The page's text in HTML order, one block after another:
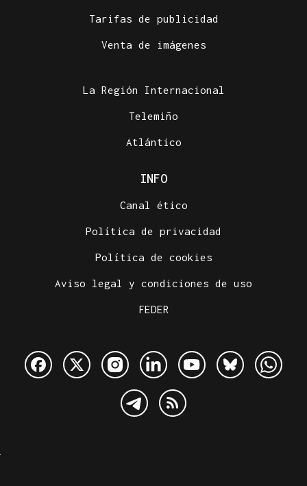
Tarifas de publicidad
Venta de imágenes
La Región Internacional
Telemiño
Atlántico
INFO
Canal ético
Política de privacidad
Política de cookies
Aviso legal y condiciones de uso
FEDER